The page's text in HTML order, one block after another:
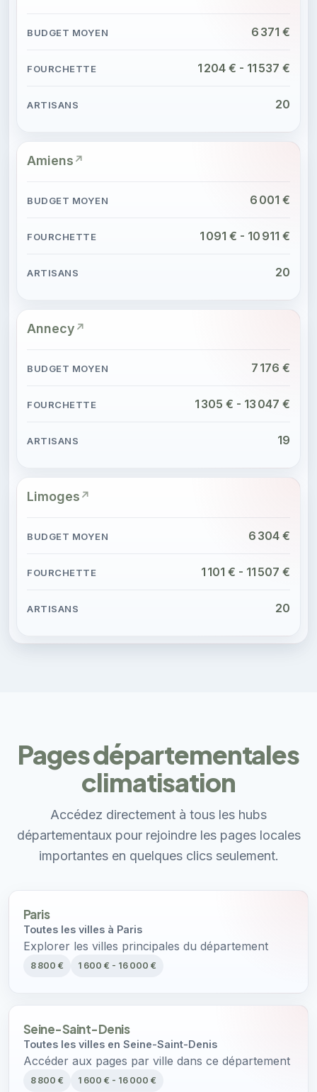
6 371 €
1 204 € - 11 537 €
20
Amiens
6 001 €
1 091 € - 10 911 €
20
Annecy
7 176 €
1 305 € - 13 047 €
19
Limoges
6 304 €
1 101 € - 11 507 €
20
Pages départementales
climatisation
Accédez directement à tous les hubs
départementaux pour rejoindre les pages locales
importantes en quelques clics seulement.
Paris
Toutes les villes à Paris
Explorer les villes principales du département
8 800 € 1 600 € - 16 000 €
Seine-Saint-Denis
Toutes les villes en Seine-Saint-Denis
Accéder aux pages par ville dans ce département
8 800 € 1 600 € - 16 000 €